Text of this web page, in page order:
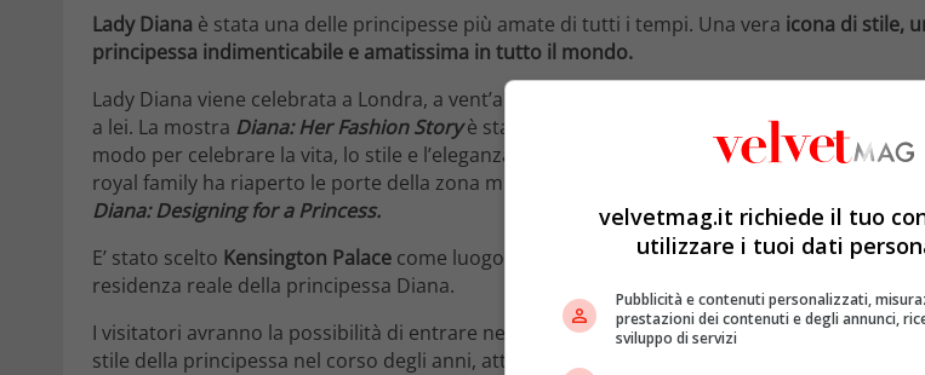
Lady Diana è stata una delle principesse più amate di tutti i tempi. Una vera icona di stile,
principessa indimenticabile e amatissima in tutto il mondo.
Lady Diana viene celebrata a Londra, a vent’anni dalla sua morte, con una mostra
a lei. La mostra Diana: Her Fashion Storyè stata inaugurata il 17 febbraio 2017 a
modo per celebrare la vita, lo stile e l’eleganza della
“principessa del popolo”. Dato il
royal family ha riaperto le porte della zona museale di
Diana: Designing for a Princess.
E’ stato scelto Kensington Palace come luogo per allestire la mostra, in quanto fu per 15
residenza reale della principessa Diana.
I visitatori avranno la possibilità di entrare nel guardaroba diLady D, ripercorrendo
stile della principessa nel corso degli anni, attraverso delle sezioni create apposta.
velvetmag.it richiede il tuo
utilizzare i tuoi dati
Pubblicità e contenuti personalizzati,
prestazioni dei contenuti e degli annunci,
sviluppo di servizi